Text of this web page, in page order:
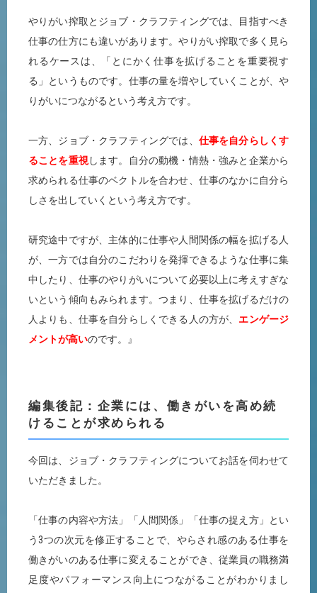
やりがい搾取とジョブ・クラフティングでは、目指すべき
仕事の仕方にも違いがあります。やりがい搾取で多く見ら
れるケースは、「とにかく仕事を拡げることを重要視す
る」というものです。仕事の量を増やしていくことが、や
りがいにつながるという考え方です。
一方、ジョブ・クラフティングでは、 仕事を自分らしくす
ることを重視します。自分の動機・情熱・強みと企業から
求められる仕事のベクトルを合わせ、仕事のなかに自分ら
しさを出していくという考え方です。
研究途中ですが、主体的に仕事や人間関係の幅を拡げる人
が、一方では自分のこだわりを発揮できるような仕事に集
中したり、仕事のやりがいについて必要以上に考えすぎな
いという傾向もみられます。つまり、仕事を拡げるだけの
人よりも、仕事を自分らしくできる人の方が、 エンゲージ
メントが高いのです。』
編集後記：企業には、働きがいを高め続
けることが求められる
今回は、ジョブ・クラフティングについてお話を伺わせて
いただきました。
「仕事の内容や方法」「人間関係」「仕事の捉え方」とい
う3つの次元を修正することで、やらされ感のある仕事を
働きがいのある仕事に変えることができ、従業員の職務満
足度やパフォーマンス向上につながることがわかりまし